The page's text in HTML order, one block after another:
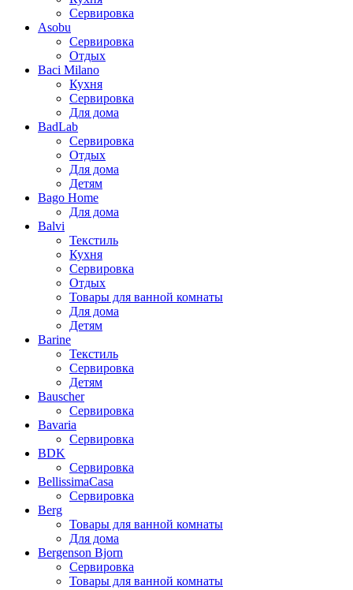
Сервировка
Asobu
Сервировка
Отдых
Baci Milano
Кухня
Сервировка
Для дома
BadLab
Сервировка
Отдых
Для дома
Детям
Bago Home
Для дома
Balvi
Текстиль
Кухня
Сервировка
Отдых
Товары для ванной комнаты
Для дома
Детям
Barine
Текстиль
Сервировка
Детям
Bauscher
Сервировка
Bavaria
Сервировка
BDK
Сервировка
BellissimaCasa
Сервировка
Berg
Товары для ванной комнаты
Для дома
Bergenson Bjorn
Сервировка
Товары для ванной комнаты